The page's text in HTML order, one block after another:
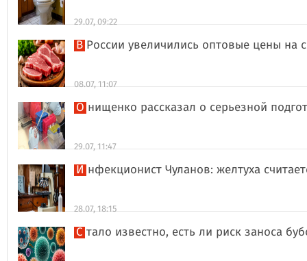
29.07, 09:22
В России увеличились оптовые цены на
08.07, 11:07
Онищенко рассказал о серьезной
29.07, 11:47
Инфекционист Чуланов: желтуха
28.07, 18:15
Стало известно, есть ли риск заноса